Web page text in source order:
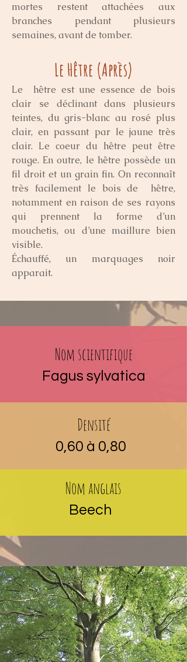
mortes restent attachées aux
branches pendant plusieurs
semaines, avant de tomber.
Le Hêtre (Après)
Le  hêtre est une essence de bois
clair se déclinant dans plusieurs
teintes, du gris-blanc au rosé plus
clair, en passant par le jaune très
clair. Le coeur du hêtre peut être
rouge. En outre, le hêtre possède un
fil droit et un grain fin. On reconnaît
très facilement le bois de  hêtre,
notamment en raison de ses rayons
qui prennent la forme d’un
mouchetis, ou d’une maillure bien
visible.
Échauffé, un marquages noir
apparait.
Nom scientifique
Fagus sylvatica
Densité
0,60 à 0,80
Nom anglais
Beech